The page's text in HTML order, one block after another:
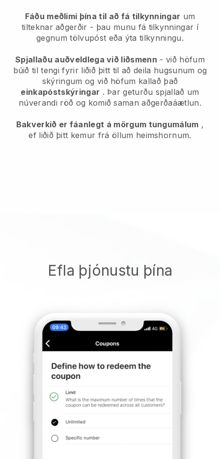
Fáðu meðlimi þína til að fá tilkynningar um
tilteknar aðgerðir - þau munu fá tilkynningar í
gegnum tölvupóst eða ýta tilkynningu.
Spjallaðu auðveldlega við liðsmenn - við höfum
búið til tengi fyrir liðið þitt til að deila hugsunum og
skýringum og við höfum kallað það
einkapóstskýringar . Þar geturðu spjallað um
núverandi röð og komið saman aðgerðaáætlun.
Bakverkið er fáanlegt á mörgum tungumálum ,
ef liðið þitt kemur frá öllum heimshornum.
Efla þjónustu þína